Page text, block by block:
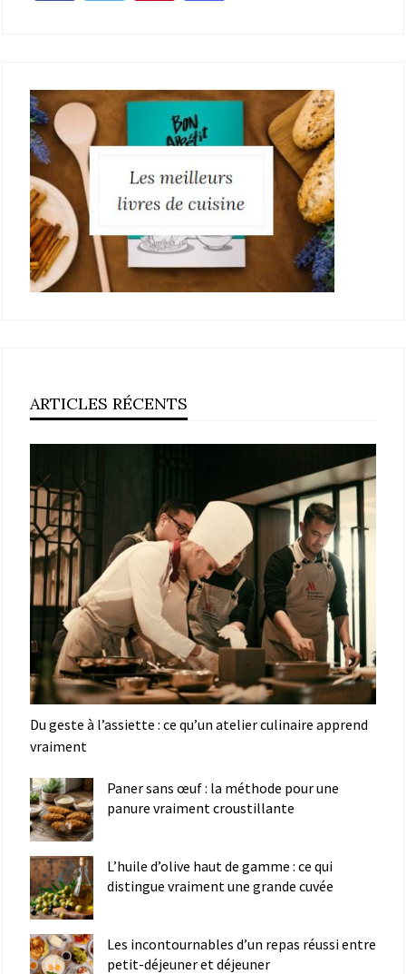
ARTICLES RÉCENTS
Du geste à l’assiette : ce qu’un atelier culinaire apprend
vraiment
Paner sans œuf : la méthode pour une
panure vraiment croustillante
L’huile d’olive haut de gamme : ce qui
distingue vraiment une grande cuvée
Les incontournables d’un repas réussi entre
petit-déjeuner et déjeuner